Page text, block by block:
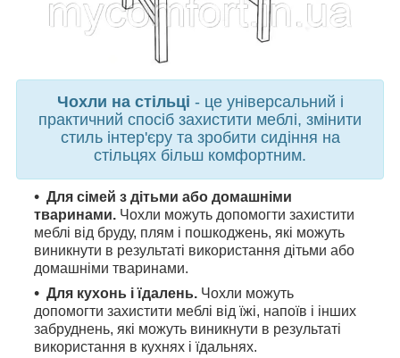
Чохли на стільці - це універсальний і
практичний спосіб захистити меблі, змінити
стиль інтер'єру та зробити сидіння на
стільцях більш комфортним.
Для сімей з дітьми або домашніми
тваринами. Чохли можуть допомогти захистити
меблі від бруду, плям і пошкоджень, які можуть
виникнути в результаті використання дітьми або
домашніми тваринами.
Для кухонь і їдалень. Чохли можуть
допомогти захистити меблі від їжі, напоїв і інших
забруднень, які можуть виникнути в результаті
використання в кухнях і їдальнях.